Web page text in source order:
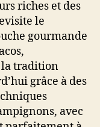
riches et des
le
gourmande
la tradition
grâce à des
avec